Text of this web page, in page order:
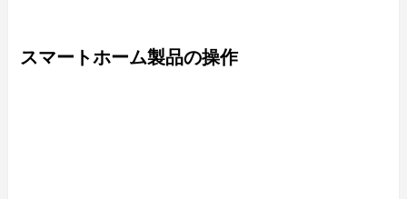
スマートホーム製品の操作